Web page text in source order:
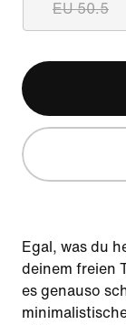
EU 50.5
Egal, was du
deinem freien
es genauso